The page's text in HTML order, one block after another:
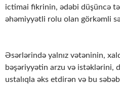
ictimai fikrinin, ədəbi düşüncə
əhəmiyyətli rolu olan görkəmli
Əsərlərində yalnız vətəninin,
bəşəriyyətin arzu və istəklərini,
ustalıqla əks etdirən və bu